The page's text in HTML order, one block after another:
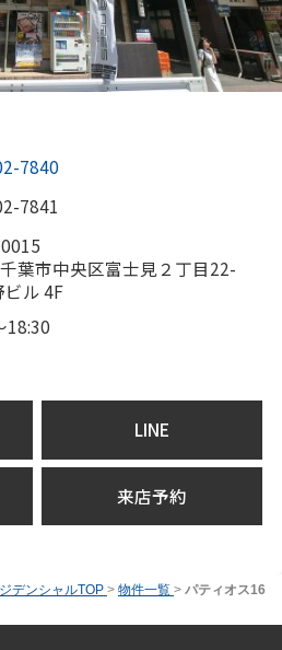
7840
7841
葉市中央区富士見２丁目22-
ビル 4F
18:30
LINE
来店予約
デンシャルTOP > 物件一覧 > パティオス16